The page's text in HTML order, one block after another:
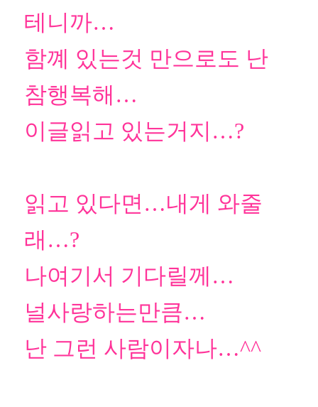
테니까…
함꼐 있는것 만으로도 난
참행복해…
이글읽고 있는거지…?
읽고 있다면…내게 와줄
래…?
나여기서 기다릴께…
널사랑하는만큼…
난 그런 사람이자나…^^